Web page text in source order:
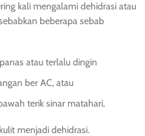
kali mengalami dehidrasi atau
beberapa sebab
atau terlalu dingin
ber AC, atau
terik sinar matahari,
menjadi dehidrasi.